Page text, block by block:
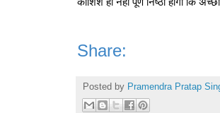
Share:
Posted by Pramendra Pratap